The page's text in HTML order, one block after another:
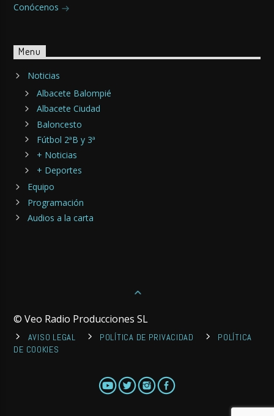
Conócenos
Menu
Noticias
Albacete Balompié
Albacete Ciudad
Baloncesto
Fútbol 2ªB y 3ª
+ Noticias
+ Deportes
Equipo
Programación
Audios a la carta
© Veo Radio Producciones SL
AVISO LEGAL POLÍTICA DE PRIVACIDAD
POLÍTICA
DE COOKIES